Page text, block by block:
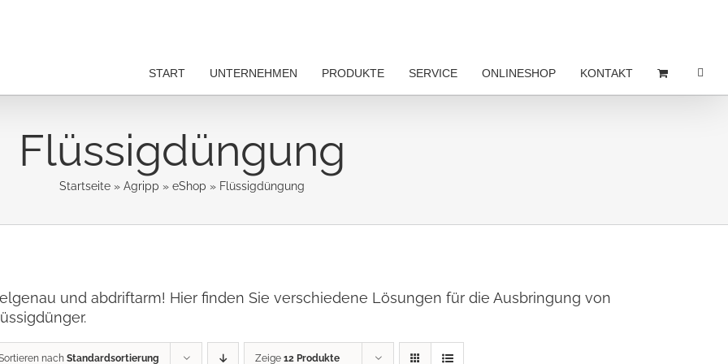
START UNTERNEHMEN PRODUKTE SERVICE ONLINESHOP KONTAKT
Flüssigdüngung
Startseite » Agripp » eShop » Flüssigdüngung
und abdriftarm! Hier finden Sie verschiedene Lösungen für die Ausbringung von
nach Standardsortierung Zeige 12 Produkte